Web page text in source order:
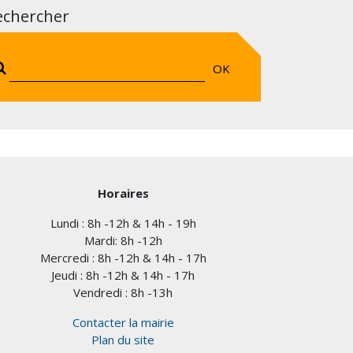
OK
Horaires
Lundi : 8h -12h & 14h - 19h
Mardi: 8h -12h
Mercredi : 8h -12h & 14h - 17h
Jeudi : 8h -12h & 14h - 17h
Vendredi : 8h -13h
Contacter la mairie
Plan du site